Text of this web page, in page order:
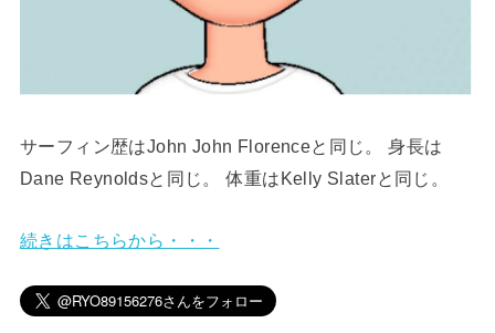
サーフィン歴はJohn John Florenceと同じ。 身長は
Dane Reynoldsと同じ。 体重はKelly Slaterと同じ。
続きはこちらから・・・